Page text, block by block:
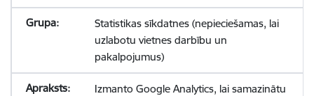
Statistikas sīkdatnes (nepieciešamas, lai
uzlabotu vietnes darbību un
pakalpojumus)
Izmanto Google Analytics, lai samazinātu